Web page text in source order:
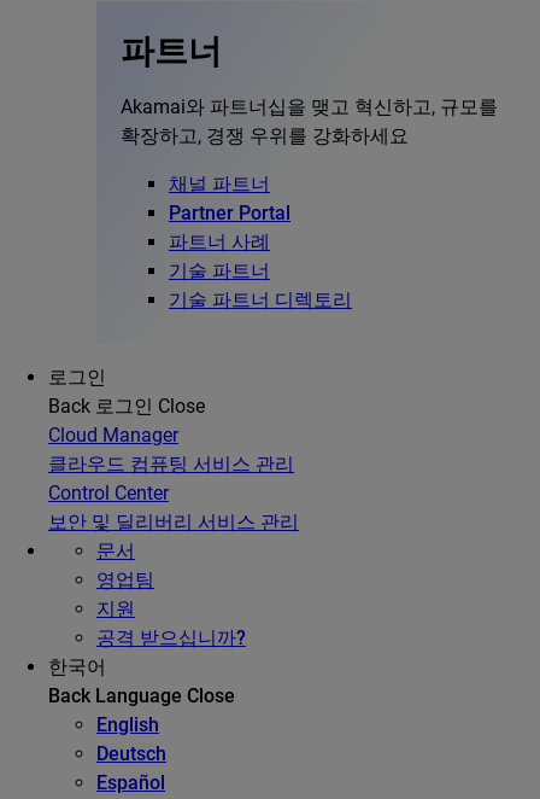
파트너
Akamai와 파트너십을 맺고 혁신하고, 규모를
확장하고, 경쟁 우위를 강화하세요
채널 파트너
Partner Portal
파트너 사례
기술 파트너
기술 파트너 디렉토리
로그인
Back 로그인 Close
Cloud Manager
클라우드 컴퓨팅 서비스 관리
Control Center
보안 및 딜리버리 서비스 관리
문서
영업팀
지원
공격 받으십니까?
한국어
Back Language Close
English
Deutsch
Español